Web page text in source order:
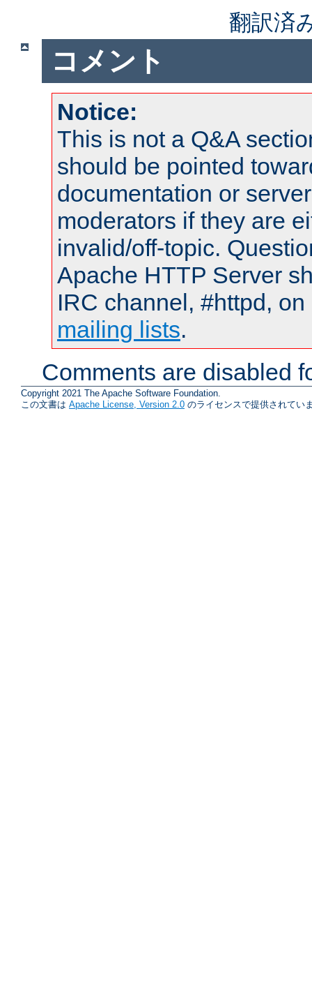
翻訳済
コメント
Notice:
This is not a Q&A
should be pointed
documentation or
moderators if they are
invalid/off-topic.
Apache HTTP Server
IRC channel, #httpd,
mailing lists.
Comments are disabled
Copyright 2021 The Apache Software Foundation.
この文書は Apache License, Version 2.0 のライセンスで提供されてい